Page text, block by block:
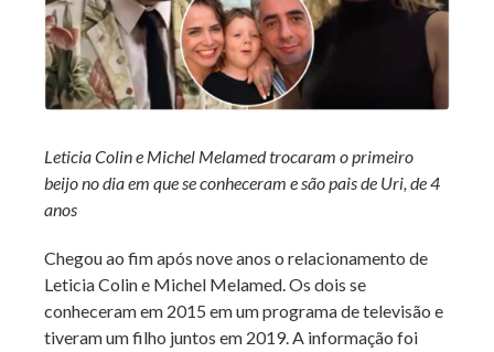
Leticia Colin e Michel Melamed trocaram o primeiro
beijo no dia em que se conheceram e são pais de Uri, de 4
anos
Chegou ao fim após nove anos o relacionamento de
Leticia Colin e Michel Melamed. Os dois se
conheceram em 2015 em um programa de televisão e
tiveram um filho juntos em 2019. A informação foi